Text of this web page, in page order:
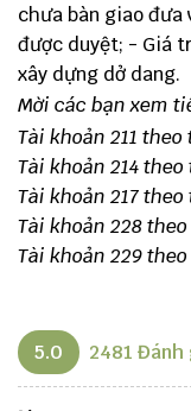
chưa bàn giao đưa
được duyệt; - Giá
xây dựng dở dang.
Mời các bạn xem
Tài khoản 211
Tài khoản 214
Tài khoản 217
Tài khoản 228
Tài khoản 229
5.0 2481 Đánh